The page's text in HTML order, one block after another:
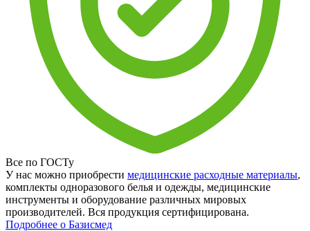
Все по ГОСТу
У нас можно приобрести медицинские расходные материалы,
комплекты одноразового белья и одежды, медицинские
инструменты и оборудование различных мировых
производителей. Вся продукция сертифицирована.
Подробнее о Базисмед